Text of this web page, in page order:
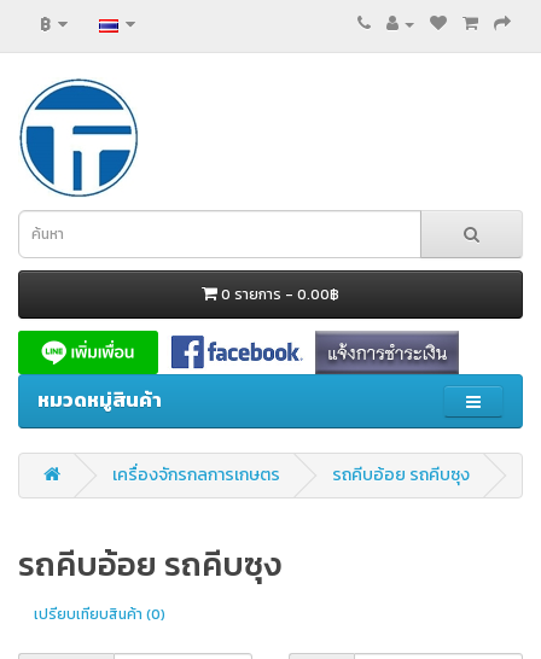
฿
0 รายการ - 0.00฿
หมวดหมู่สินค้า
เครื่องจักรกลการเกษตร รถคีบอ้อย รถคีบซุง
รถคีบอ้อย รถคีบซุง
เปรียบเทียบสินค้า (0)